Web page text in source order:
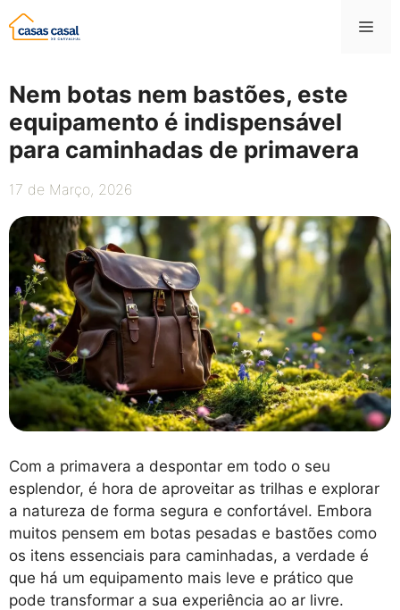
Saltar
para
Nem botas nem bastões, este
equipamento é indispensável
para caminhadas de primavera
17 de Março, 2026
Com a primavera a despontar em todo o seu
esplendor, é hora de aproveitar as trilhas e explorar
a natureza de forma segura e confortável. Embora
muitos pensem em botas pesadas e bastões como
os itens essenciais para caminhadas, a verdade é
que há um equipamento mais leve e prático que
pode transformar a sua experiência ao ar livre.